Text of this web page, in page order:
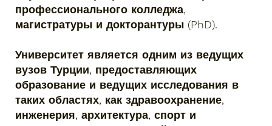
профессионального колледжа,
магистратуры и докторантуры (PhD).
Университет является одним из ведущих
вузов Турции, предоставляющих
образование и ведущих исследования в
таких областях, как здравоохранение,
инженерия, архитектура, спорт и